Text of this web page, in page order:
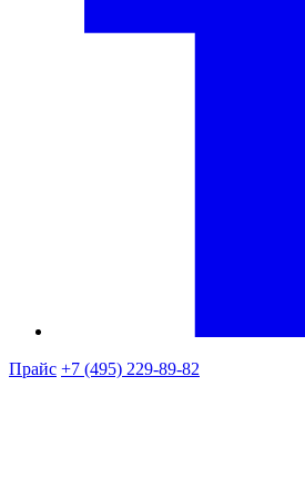
Прайс +7 (495) 229-89-82